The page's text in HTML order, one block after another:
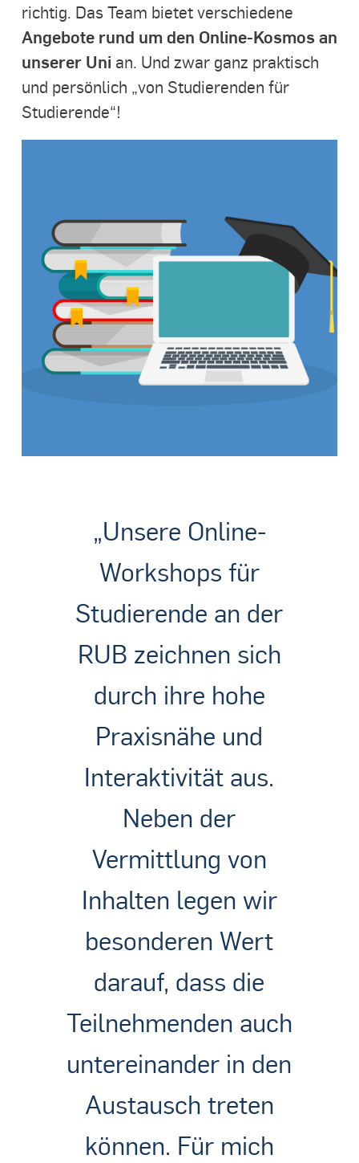
richtig. Das Team bietet verschiedene
Angebote rund um den Online-Kosmos an
unserer Uni an. Und zwar ganz praktisch
und persönlich „von Studierenden für
Studierende“!
„Unsere Online-
Workshops für
Studierende an der
RUB zeichnen sich
durch ihre hohe
Praxisnähe und
Interaktivität aus.
Neben der
Vermittlung von
Inhalten legen wir
besonderen Wert
darauf, dass die
Teilnehmenden auch
untereinander in den
Austausch treten
können. Für mich